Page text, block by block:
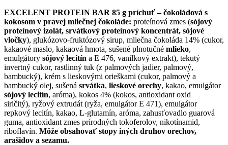
EXCELENT PROTEIN BAR 85 g príchuť – čokoládová s
kokosom v pravej mliečnej čokoláde: proteínová zmes (sójový
proteínový izolát, srvátkový proteínový koncentrát, sójové
vločky), glukózovo-fruktózový sirup, mliečna čokoláda 14% (cukor,
kakaové maslo, kakaová hmota, sušené plnotučné mlieko,
emulgátory sójový lecitín a E 476, vanilkový extrakt), tekutý
invertný cukor, rastlinný tuk (z palmových jadier, palmový,
bambucký), krém s lieskovými orieškami (cukor, palmový a
bambucký olej, sušená srvátka, lieskové orechy, kakao, emulgátor
sójový lecitín, aróma), kokos 4% (kokos, antioxidant oxid
siričitý), ryžový extrudát (ryža, emulgátor E 471), emulgátor
repkový lecitín, kakao, L-glutamín, aróma, zahusťovadlo guarová
guma, antioxidant zmes prírodných tokoferolov, nikotínamid,
riboflavín. Môže obsahovať stopy iných druhov orechov,
arašidov a sezamu.